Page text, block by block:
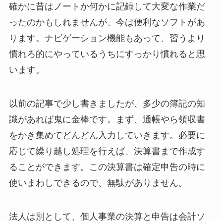
確かに昔はノートか何かに記録して大変な作業だ
ったのかもしれませんが、今は便利なソフトがあ
ります。ナビゲーション機能もあって、習うより
慣れろ的にやっているうちにすっかり慣れると思
います。
以前の記事で少し書きましたが、多少の簿記の知
識があれば鬼に金棒です。まず、通帳やら領収書
をかき集めてどんどん入力していきます。必要に
応じて繰り越し処理を行えば、決算書まで作成す
ることができます。この決算書は確定申告の時に
使いまわしできるので、無駄がありません。
法人は別として、個人事業の決算と申告は会計ソ